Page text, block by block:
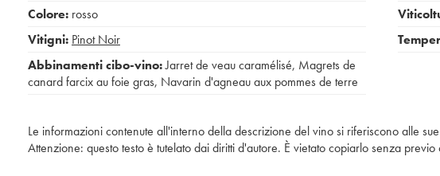
Colore: rosso
Vitigni: Pinot Noir
Abbinamenti cibo-vino:Jarret de veau caramélisé, Magrets de
canard farcix au foie gras, Navarin d'agneau aux pommes de terre
Le informazioni contenute all'interno della descrizione del vino si riferiscono alle
Attenzione: questo testo è tutelato dai diritti d'autore. È vietato copiarlo senza